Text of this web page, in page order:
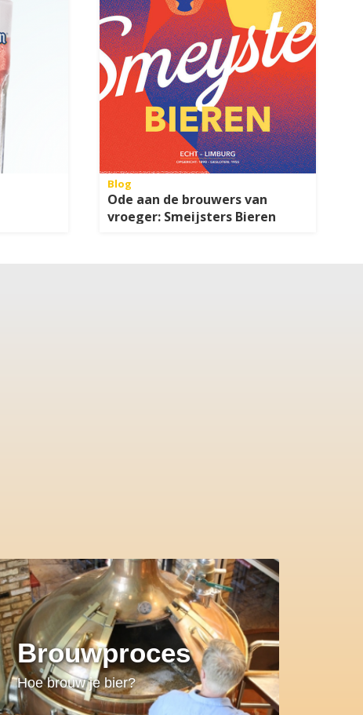
Blog
Ode aan de brouwers van
vroeger: Smeijsters Bieren
Brouwproces
Hoe brouw je bier?